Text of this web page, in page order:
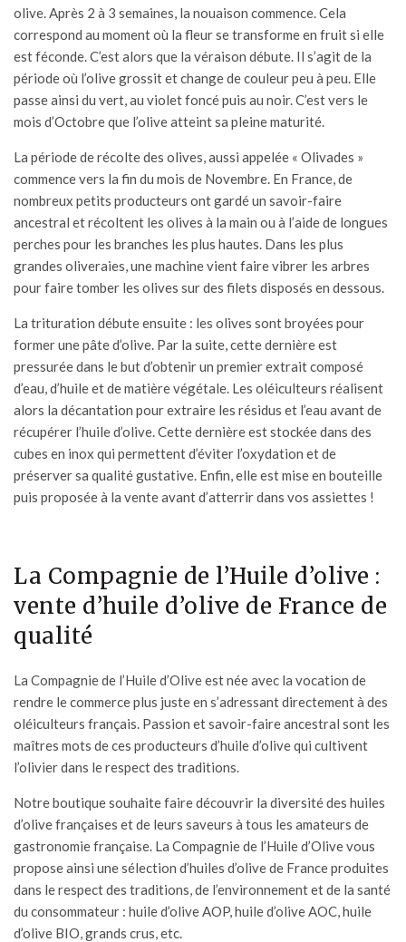
olive. Après 2 à 3 semaines, la nouaison commence. Cela
correspond au moment où la fleur se transforme en fruit si elle
est féconde. C’est alors que la véraison débute. Il s’agit de la
période où l’olive grossit et change de couleur peu à peu. Elle
passe ainsi du vert, au violet foncé puis au noir. C’est vers le
mois d’Octobre que l’olive atteint sa pleine maturité.
La période de récolte des olives, aussi appelée « Olivades »
commence vers la fin du mois de Novembre. En France, de
nombreux petits producteurs ont gardé un savoir-faire
ancestral et récoltent les olives à la main ou à l’aide de longues
perches pour les branches les plus hautes. Dans les plus
grandes oliveraies, une machine vient faire vibrer les arbres
pour faire tomber les olives sur des filets disposés en dessous.
La trituration débute ensuite : les olives sont broyées pour
former une pâte d’olive. Par la suite, cette dernière est
pressurée dans le but d’obtenir un premier extrait composé
d’eau, d’huile et de matière végétale. Les oléiculteurs réalisent
alors la décantation pour extraire les résidus et l’eau avant de
récupérer l’huile d’olive. Cette dernière est stockée dans des
cubes en inox qui permettent d’éviter l’oxydation et de
préserver sa qualité gustative. Enfin, elle est mise en bouteille
puis proposée à la vente avant d’atterrir dans vos assiettes !
La Compagnie de l’Huile d’olive :
vente d’huile d’olive de France de
qualité
La Compagnie de l’Huile d’Oliveest née avec la vocation de
rendre le commerce plus juste en s’adressant directement à des
oléiculteurs français. Passion et savoir-faire ancestral sont les
maîtres mots de ces producteurs d’huile d’olive qui cultivent
l’olivier dans le respect des traditions.
Notre boutique souhaite faire découvrir la diversité des huiles
d’olive françaises et de leurs saveurs à tous les amateurs de
gastronomie française. La Compagnie de l’Huile d’Olive vous
propose ainsi une sélection d’huiles d’olive de France produites
dans le respect des traditions, de l’environnement et de la santé
du consommateur : huile d’olive AOP, huile d’olive AOC, huile
d’olive BIO, grands crus, etc.